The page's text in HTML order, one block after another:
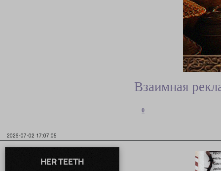
Взаимная
0
2026-07-02 17:07:05
HER TEETH